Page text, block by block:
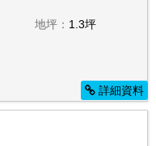
地坪： 1.3坪
詳細資料